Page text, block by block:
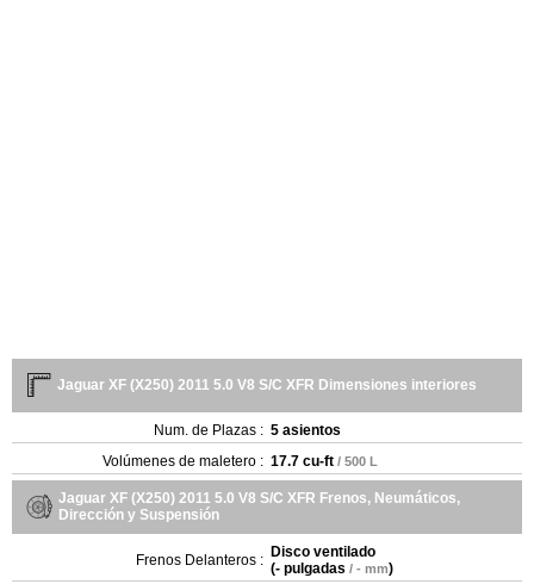
Jaguar XF (X250) 2011 5.0 V8 S/C XFR Dimensiones interiores
Num. de Plazas : 5 asientos
Volúmenes de maletero : 17.7 cu-ft / 500 L
Jaguar XF (X250) 2011 5.0 V8 S/C XFR Frenos, Neumáticos,
Dirección y Suspensión
Frenos Delanteros : Disco ventilado
(- pulgadas / - mm)